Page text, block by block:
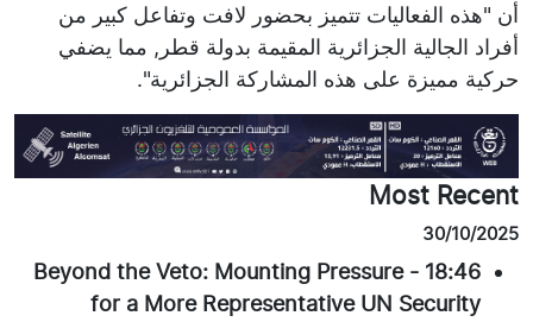
أن "هذه الفعاليات تتميز بحضور لافت وتفاعل كبير من
أفراد الجالية الجزائرية المقيمة بدولة قطر, مما يضفي
حركية مميزة على هذه المشاركة الجزائرية".
Most Recent
30/10/2025
18:46
-
Beyond the Veto: Mounting Pressure
for a More Representative UN Security